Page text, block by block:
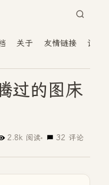
关于 友情链接 读者
过的图床
2.8k 阅读 32 评论